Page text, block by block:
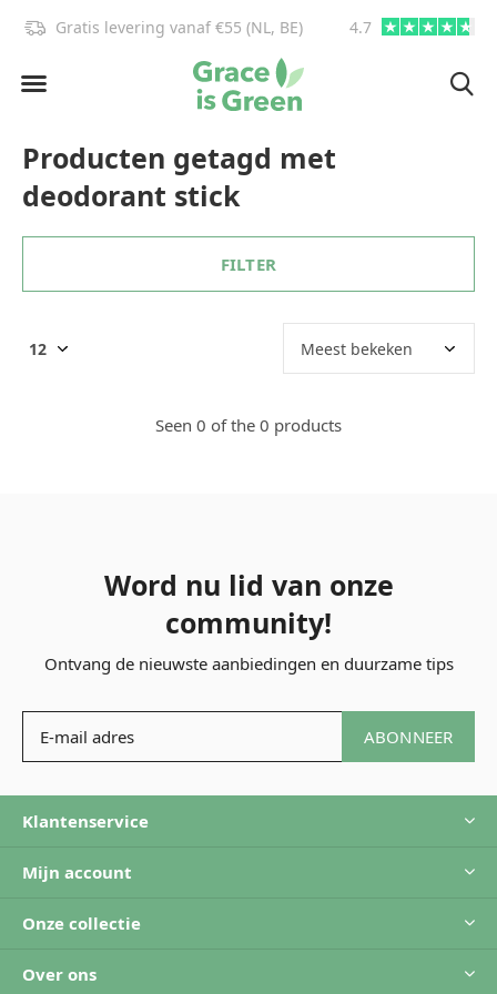
Gratis levering vanaf €55 (NL, BE) 4.7
Producten getagd met
deodorant stick
FILTER
Seen 0 of the 0 products
Word nu lid van onze
community!
Ontvang de nieuwste aanbiedingen en duurzame tips
ABONNEER
Klantenservice
Mijn account
Onze collectie
Over ons